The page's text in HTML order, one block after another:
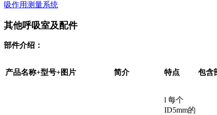
吸作用测量系统
其他呼吸室及配件
部件介绍：
产品名称+型号+图片 简介 特点 包含
l 每个
ID5mm的